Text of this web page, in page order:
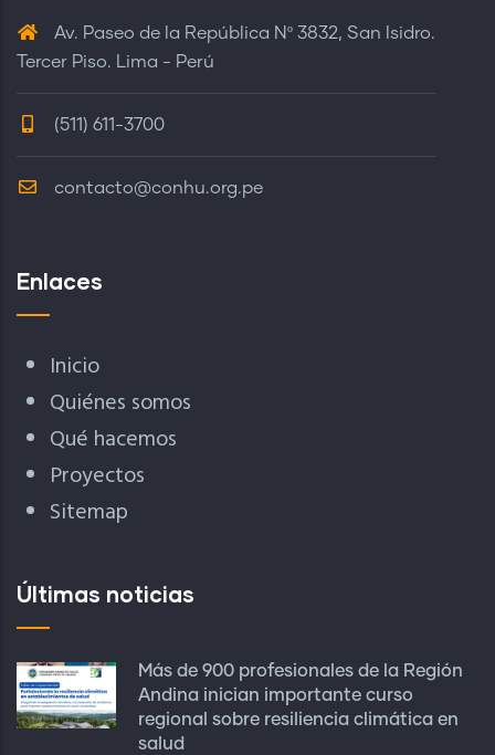
Av. Paseo de la República Nº 3832, San Isidro.
Tercer Piso. Lima - Perú
(511) 611-3700
contacto@conhu.org.pe
Enlaces
Inicio
Quiénes somos
Qué hacemos
Proyectos
Sitemap
Últimas noticias
Más de 900 profesionales de la Región
Andina inician importante curso
regional sobre resiliencia climática en
salud